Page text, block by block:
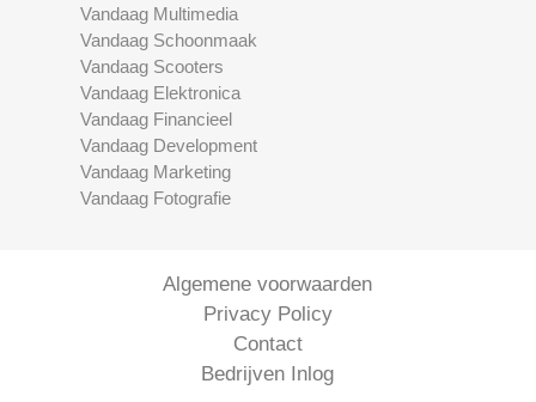
Vandaag Multimedia
Vandaag Schoonmaak
Vandaag Scooters
Vandaag Elektronica
Vandaag Financieel
Vandaag Development
Vandaag Marketing
Vandaag Fotografie
Algemene voorwaarden
Privacy Policy
Contact
Bedrijven Inlog